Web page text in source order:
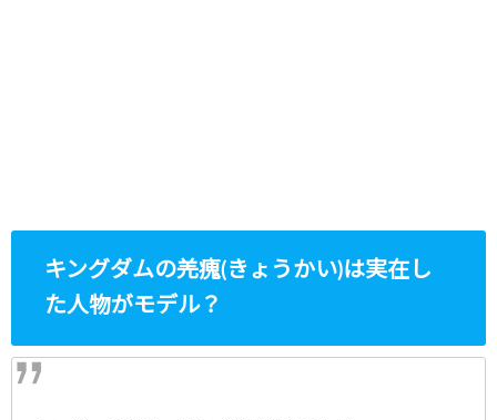
キングダムの羌瘣(きょうかい)は実在し
た人物がモデル？